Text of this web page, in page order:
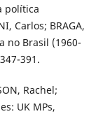
política
Carlos; BRAGA,
no Brasil (1960-
391.
Rachel;
UK MPs,